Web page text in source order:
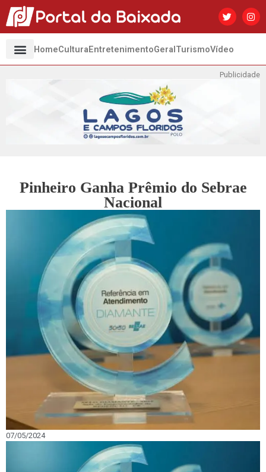
HomeCultura EntretenimentoGeral TurismoVídeo
Publicidade
Pinheiro Ganha Prêmio do Sebrae
Nacional
07/05/2024